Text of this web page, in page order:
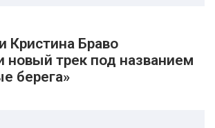
Кристина Браво
новый трек под названием
берега»